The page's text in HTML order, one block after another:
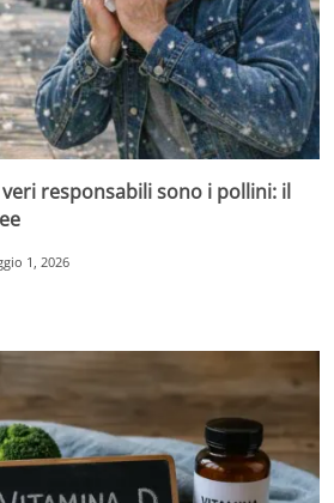
responsabili sono i pollini: il
1, 2026